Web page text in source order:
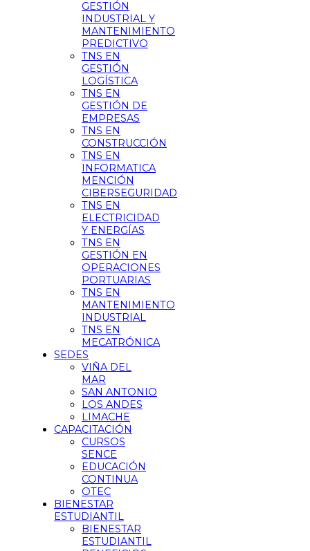
GESTIÓN
INDUSTRIAL Y
MANTENIMIENTO
PREDICTIVO
TNS EN
GESTIÓN
LOGÍSTICA
TNS EN
GESTIÓN DE
EMPRESAS
TNS EN
CONSTRUCCIÓN
TNS EN
INFORMATICA
MENCIÓN
CIBERSEGURIDAD
TNS EN
ELECTRICIDAD
Y ENERGÍAS
TNS EN
GESTIÓN EN
OPERACIONES
PORTUARIAS
TNS EN
MANTENIMIENTO
INDUSTRIAL
TNS EN
MECATRÓNICA
SEDES
VIÑA DEL
MAR
SAN ANTONIO
LOS ANDES
LIMACHE
CAPACITACIÓN
CURSOS
SENCE
EDUCACIÓN
CONTINUA
OTEC
BIENESTAR
ESTUDIANTIL
BIENESTAR
ESTUDIANTIL